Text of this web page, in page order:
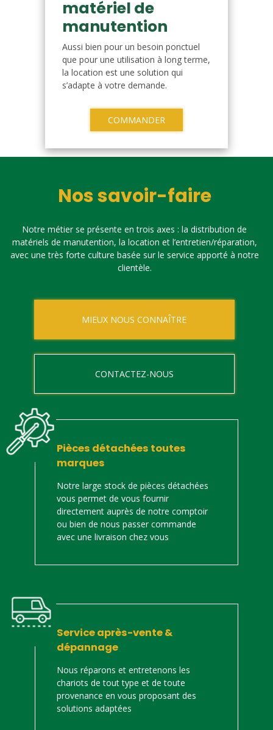
matériel de
manutention
Aussi bien pour un besoin ponctuel
que pour une utilisation à long terme,
la location est une solution qui
s’adapte à votre demande.
COMMANDER
Nos savoir-faire
Notre métier se présente en trois axes : la distribution de
matériels de manutention, la location et l’entretien/réparation,
avec une très forte culture basée sur le service apporté à notre
clientèle.
MIEUX NOUS CONNAÎTRE
CONTACTEZ-NOUS
Pièces détachées toutes
marques
Notre large stock de pièces détachées
vous permet de vous fournir
directement auprès de notre comptoir
ou bien de nous passer commande
avec une livraison chez vous
Service après-vente &
dépannage
Nous réparons et entretenons les
chariots de tout type et de toute
provenance en vous proposant des
solutions adaptées